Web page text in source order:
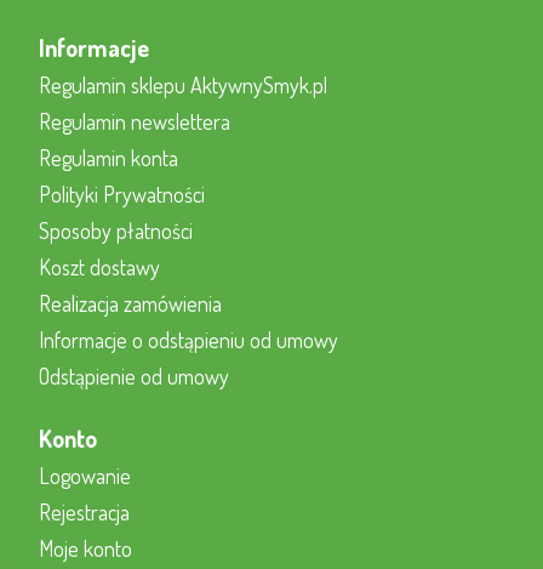
Informacje
Regulamin sklepu AktywnySmyk.pl
Regulamin newslettera
Regulamin konta
Polityki Prywatności
Sposoby płatności
Koszt dostawy
Realizacja zamówienia
Informacje o odstąpieniu od umowy
Odstąpienie od umowy
Konto
Logowanie
Rejestracja
Moje konto